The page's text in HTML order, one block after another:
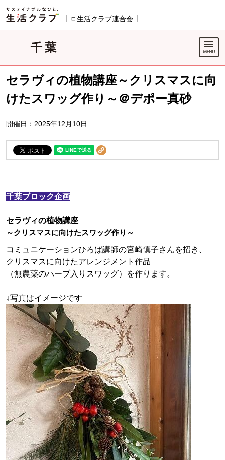
ページの先頭です。
生活クラブ連合会
ここからサイト内共通メニューです。
サイト内共通メニューをスキップする
サイト内共通メニューここまで。
セラヴィの植物講座～クリスマスに向
けたスワッグ作り～＠デポー真砂
開催日：2025年12月10日
千葉ブロック企画
セラヴィの植物講座
～クリスマスに向けたスワッグ作り～
コミュニケーションひろば講師の宮崎慎子さんを招き、
クリスマスに向けたアレンジメント作品
（無農薬のハーブ入りスワッグ）を作ります。
↓写真はイメージです